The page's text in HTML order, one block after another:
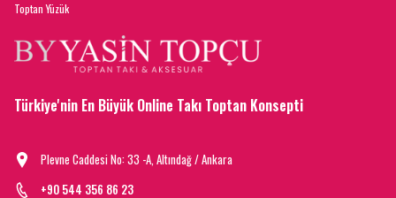
Toptan Yüzük
Türkiye'nin En Büyük Online Takı Toptan Konsepti
Plevne Caddesi No: 33 -A, Altındağ / Ankara
+90 544 356 86 23